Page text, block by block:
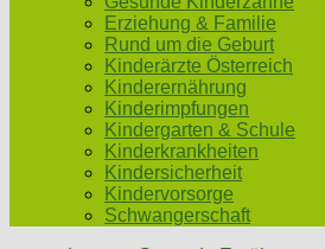
Erziehung & Familie
Rund um die Geburt
Kinderärzte Österreich
Kinderernährung
Kinderimpfungen
Kindergarten & Schule
Kinderkrankheiten
Kindersicherheit
Kindervorsorge
Schwangerschaft